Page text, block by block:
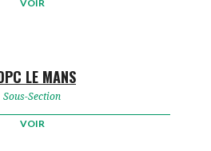
VOIR
LE MANS
Sous-Section
VOIR